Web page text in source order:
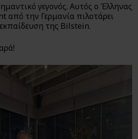
γεγονός. Αυτός ο Έλληνας
από την Γερμανία πιλοτάρει
της Bilstein.